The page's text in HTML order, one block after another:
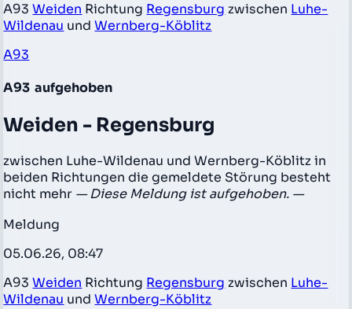
A93Weiden Richtung Regensburg zwischen Luhe-
Wildenau undWernberg-Köblitz
A93
A93 aufgehoben
Weiden - Regensburg
zwischen Luhe-Wildenau und Wernberg-Köblitz in
beiden Richtungen die gemeldete Störung besteht
nicht mehr — Diese Meldung ist aufgehoben. —
Meldung
05.06.26, 08:47
A93Weiden Richtung Regensburg zwischen Luhe-
Wildenau undWernberg-Köblitz